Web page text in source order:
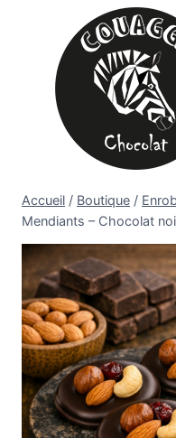
Accueil / Boutique /
Mendiants – Chocolat